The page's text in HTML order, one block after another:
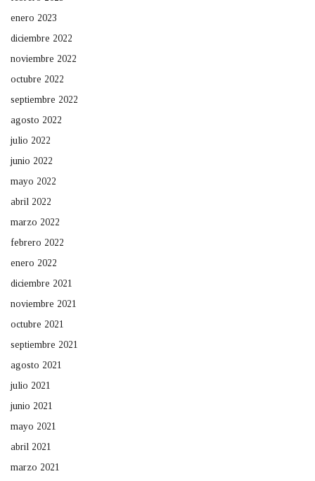
enero 2023
diciembre 2022
noviembre 2022
octubre 2022
septiembre 2022
agosto 2022
julio 2022
junio 2022
mayo 2022
abril 2022
marzo 2022
febrero 2022
enero 2022
diciembre 2021
noviembre 2021
octubre 2021
septiembre 2021
agosto 2021
julio 2021
junio 2021
mayo 2021
abril 2021
marzo 2021